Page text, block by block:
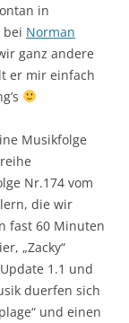
in
bei Norman
ganz andere
er mir einfach
Musikfolge
Nr.174 vom
die wir
fast 60 Minuten
„Zacky“
1.1 und
duerfen sich
und einen